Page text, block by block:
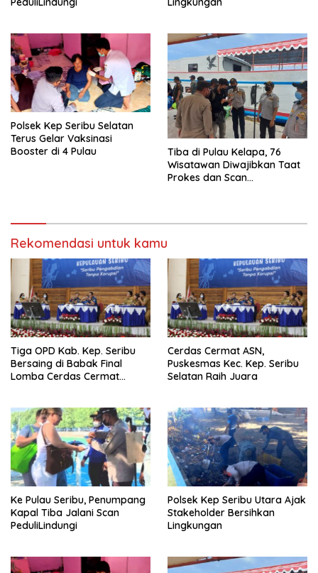
Polsek Kep Seribu Selatan
Terus Gelar Vaksinasi
Booster di 4 Pulau
Tiba di Pulau Kelapa, 76
Wisatawan Diwajibkan Taat
Prokes dan Scan
Rekomendasi untuk kamu
Tiga OPD Kab. Kep. Seribu
Bersaing di Babak Final
Lomba Cerdas Cermat
Cerdas Cermat ASN,
Puskesmas Kec. Kep. Seribu
Selatan Raih Juara
Ke Pulau Seribu, Penumpang
Kapal Tiba Jalani Scan
PeduliLindungi
Polsek Kep Seribu Utara Ajak
Stakeholder Bersihkan
Lingkungan